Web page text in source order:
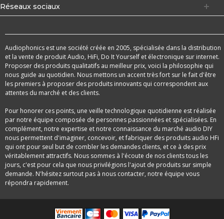
Réseaux sociaux
Audiophonics est une société créée en 2005, spécialisée dans la distribution
et la vente de produit Audio, HiFi, Do It Yourself et électronique sur internet.
Proposer des produits qualitatifs au meilleur prix, voici la philosophie qui
nous guide au quotidien. Nous mettons un accent très fort sur le fait d'être
les premiers à proposer des produits innovants qui correspondent aux
attentes du marché et des clients.
Pour honorer ces points, une veille technologique quotidienne est réalisée
par notre équipe composée de personnes passionnées et spécialisées. En
complément, notre expertise et notre connaissance du marché audio DIY
nous permettent d'imaginer, concevoir, et fabriquer des produits audio HFi
qui ont pour seul but de combler les demandes clients, et ce à des prix
véritablement attractifs. Nous sommes à l'écoute de nos clients tous les
jours, c'est pour cela que nous privilégions l'ajout de produits sur simple
demande. N'hésitez surtout pas à nous contacter, notre équipe vous
répondra rapidement.